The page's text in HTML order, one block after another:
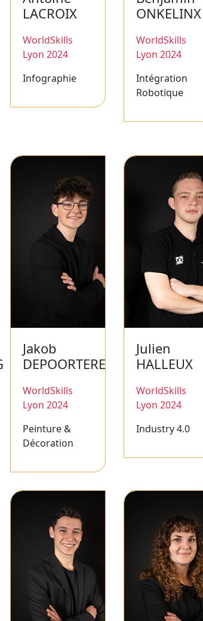
LACROIX
WorldSkills
Lyon 2024
Infographie
ONKELINX
WorldSkills
Lyon 2024
Intégration
Robotique
Jakob
DEPOORTERE
WorldSkills
Lyon 2024
Peinture &
Décoration
Julien
HALLEUX
WorldSkills
Lyon 2024
Industry 4.0